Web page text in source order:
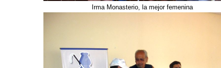
Irma Monasterio, la mejor femenina